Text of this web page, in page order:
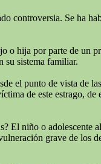
controversia. Se ha
o hija por parte de un
su sistema familiar.
el punto de vista de
de este estrago, de
El niño o adolescente
grave de los